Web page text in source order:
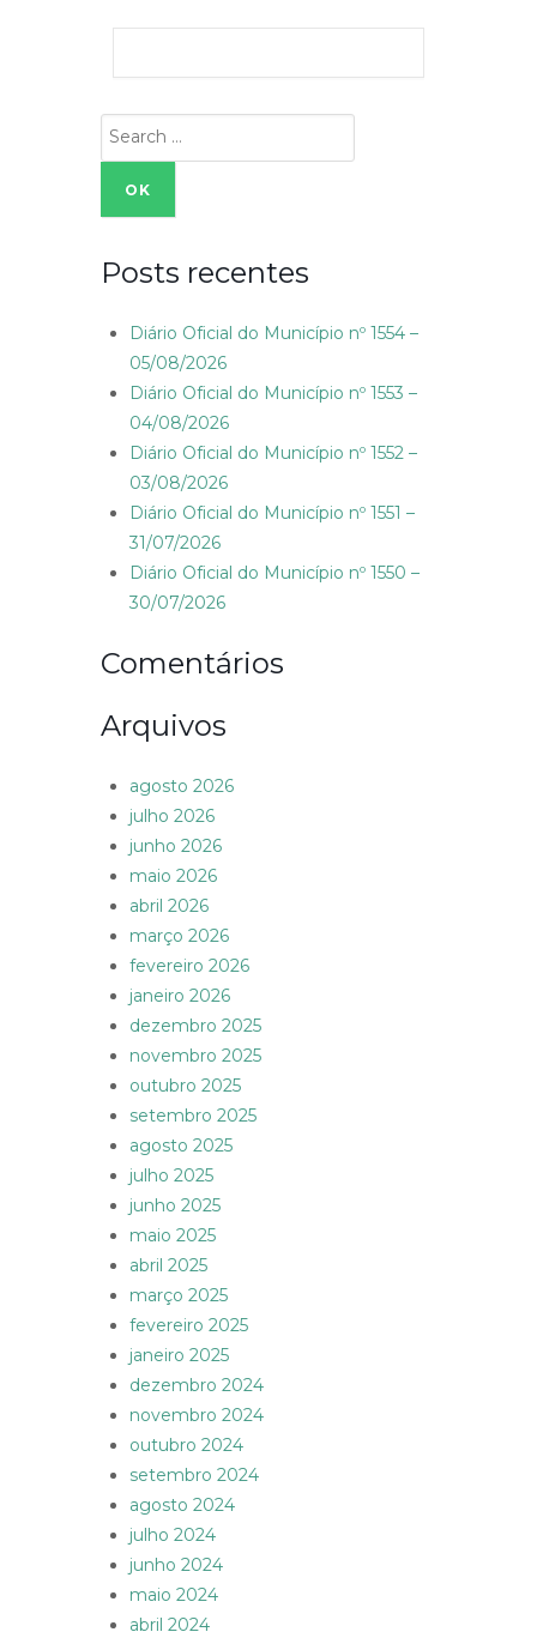
Search
for:
Posts recentes
Diário Oficial do Município nº 1554 –
05/08/2026
Diário Oficial do Município nº 1553 –
04/08/2026
Diário Oficial do Município nº 1552 –
03/08/2026
Diário Oficial do Município nº 1551 –
31/07/2026
Diário Oficial do Município nº 1550 –
30/07/2026
Comentários
Arquivos
agosto 2026
julho 2026
junho 2026
maio 2026
abril 2026
março 2026
fevereiro 2026
janeiro 2026
dezembro 2025
novembro 2025
outubro 2025
setembro 2025
agosto 2025
julho 2025
junho 2025
maio 2025
abril 2025
março 2025
fevereiro 2025
janeiro 2025
dezembro 2024
novembro 2024
outubro 2024
setembro 2024
agosto 2024
julho 2024
junho 2024
maio 2024
abril 2024